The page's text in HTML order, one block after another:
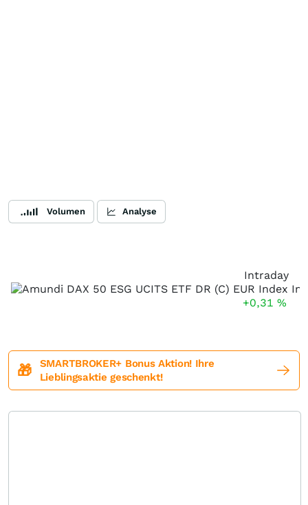
Volumen Analyse
Intraday
+0,31 %
🎁
SMARTBROKER+ Bonus Aktion! Ihre
Lieblingsaktie geschenkt!